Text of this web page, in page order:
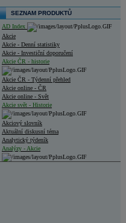
SEZNAM PRODUKTŮ
AD Index
Akcie
Akcie - Denní statistiky
Akcie - Investiční doporučení
Akcie ČR - historie
Akcie ČR - Týdenní přehled
Akcie online - ČR
Akcie online - Svět
Akcie svět - Historie
Akciový slovník
Aktuální diskusní téma
Analytický týdeník
Analýzy - Akcie